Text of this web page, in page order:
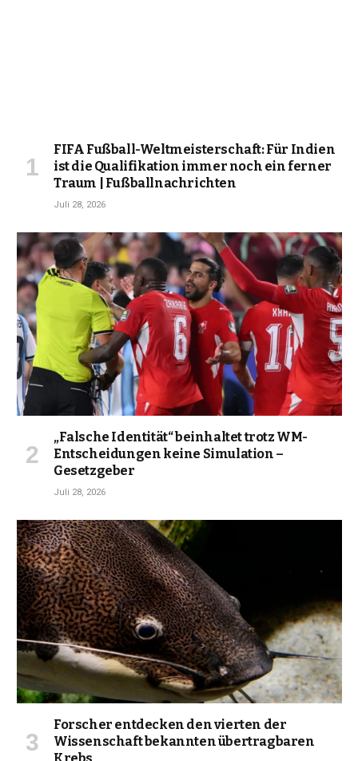
FIFA Fußball-Weltmeisterschaft: Für Indien
ist die Qualifikation immer noch ein ferner
Traum | Fußballnachrichten
Juli 28, 2026
„Falsche Identität“ beinhaltet trotz WM-
Entscheidungen keine Simulation –
Gesetzgeber
Juli 28, 2026
Forscher entdecken den vierten der
Wissenschaft bekannten übertragbaren